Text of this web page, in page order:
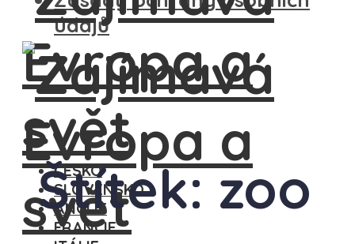
údajů
ČESKO
SLOVENSKO
ANGLIE
FRANCIE
Štítek: zoo